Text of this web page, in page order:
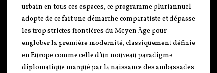
urbain en tous ces espaces, ce programme pluriannuel
adopte de ce fait une démarche comparatiste et dépasse
les trop strictes frontières du Moyen Âge pour
englober la première modernité, classiquement définie
en Europe comme celle d’un nouveau paradigme
diplomatique marqué par la naissance des ambassades